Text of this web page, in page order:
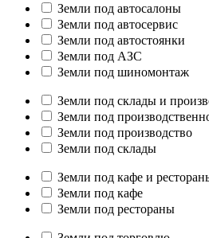
Земли под автосалоны
Земли под автосервис
Земли под автостоянки
Земли под АЗС
Земли под шиномонтаж
Земли под склады и
Земли под
Земли под производство
Земли под склады
Земли под кафе и
Земли под кафе
Земли под рестораны